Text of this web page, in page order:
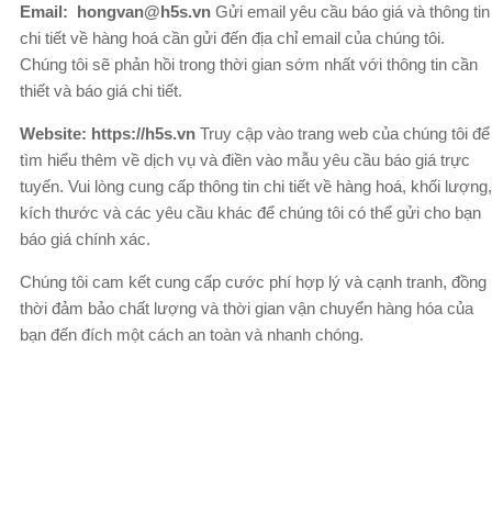
Email: hongvan@h5s.vn Gửi email yêu cầu báo giá và thông tin
chi tiết về hàng hoá cần gửi đến địa chỉ email của chúng tôi.
Chúng tôi sẽ phản hồi trong thời gian sớm nhất với thông tin cần
thiết và báo giá chi tiết.
Website: https://h5s.vn Truy cập vào trang web của chúng tôi để
tìm hiểu thêm về dịch vụ và điền vào mẫu yêu cầu báo giá trực
tuyến. Vui lòng cung cấp thông tin chi tiết về hàng hoá, khối lượng,
kích thước và các yêu cầu khác để chúng tôi có thể gửi cho bạn
báo giá chính xác.
Chúng tôi cam kết cung cấp cước phí hợp lý và cạnh tranh, đồng
thời đảm bảo chất lượng và thời gian vận chuyển hàng hóa của
bạn đến đích một cách an toàn và nhanh chóng.